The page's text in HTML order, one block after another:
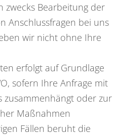
zwecks Bearbeitung der
Anschlussfragen bei uns
wir nicht ohne Ihre
erfolgt auf Grundlage
sofern Ihre Anfrage mit
zusammenhängt oder zur
Maßnahmen
Fällen beruht die